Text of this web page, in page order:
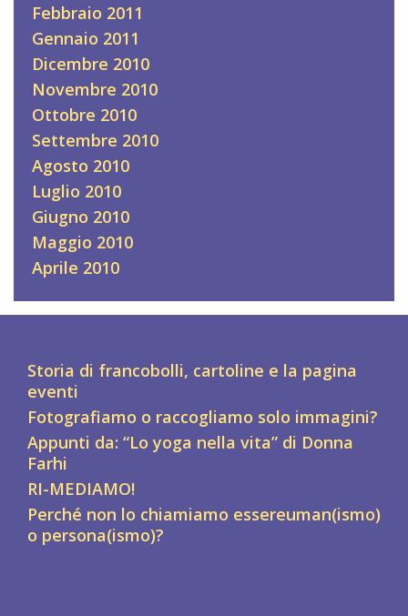
Febbraio 2011
Gennaio 2011
Dicembre 2010
Novembre 2010
Ottobre 2010
Settembre 2010
Agosto 2010
Luglio 2010
Giugno 2010
Maggio 2010
Aprile 2010
Storia di francobolli, cartoline e la pagina
eventi
Fotografiamo o raccogliamo solo immagini?
Appunti da: “Lo yoga nella vita” di Donna
Farhi
RI-MEDIAMO!
Perché non lo chiamiamo essereuman(ismo)
o persona(ismo)?